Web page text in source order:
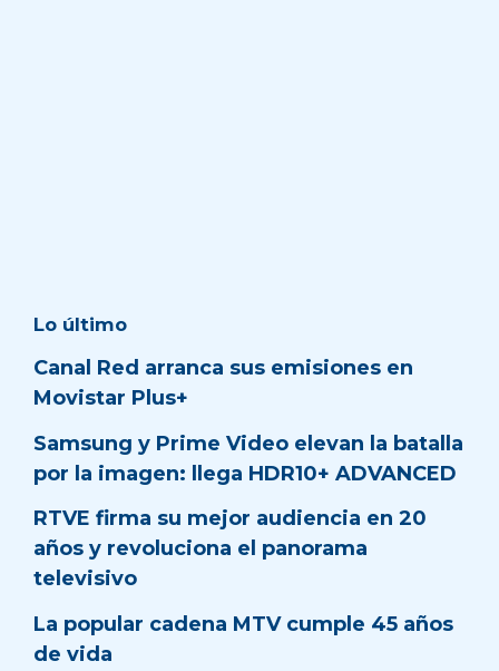
Lo último
Canal Red arranca sus emisiones en
Movistar Plus+
Samsung y Prime Video elevan la batalla
por la imagen: llega HDR10+ ADVANCED
RTVE firma su mejor audiencia en 20
años y revoluciona el panorama
televisivo
La popular cadena MTV cumple 45 años
de vida